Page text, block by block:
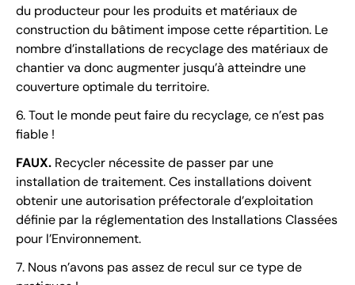
du producteur pour les produits et matériaux de
construction du bâtiment impose cette répartition. Le
nombre d’installations de recyclage des matériaux de
chantier va donc augmenter jusqu’à atteindre une
couverture optimale du territoire.
6. Tout le monde peut faire du recyclage, ce n’est pas
fiable !
FAUX. Recycler nécessite de passer par une
installation de traitement. Ces installations doivent
obtenir une autorisation préfectorale d’exploitation
définie par la réglementation des Installations Classées
pour l’Environnement.
7. Nous n’avons pas assez de recul sur ce type de